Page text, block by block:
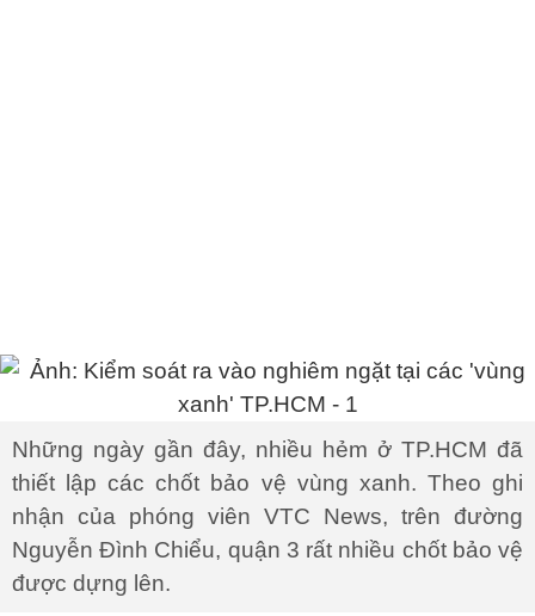
Những ngày gần đây, nhiều hẻm ở TP.HCM đã
thiết lập các chốt bảo vệ vùng xanh. Theo ghi
nhận của phóng viên VTC News, trên đường
Nguyễn Đình Chiểu, quận 3 rất nhiều chốt bảo vệ
được dựng lên.